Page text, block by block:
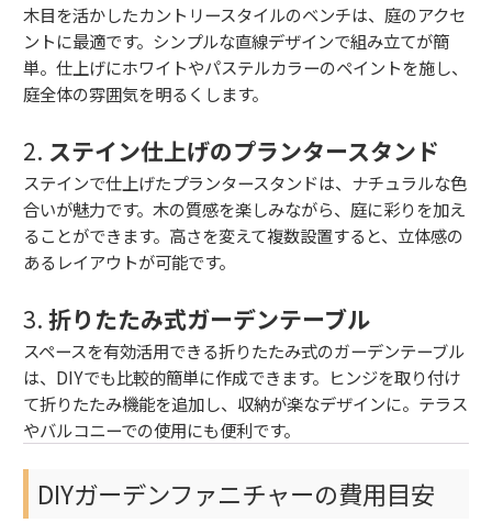
木目を活かしたカントリースタイルのベンチは、庭のアクセ
ントに最適です。シンプルな直線デザインで組み立てが簡
単。仕上げにホワイトやパステルカラーのペイントを施し、
庭全体の雰囲気を明るくします。
2. ステイン仕上げのプランタースタンド
ステインで仕上げたプランタースタンドは、ナチュラルな色
合いが魅力です。木の質感を楽しみながら、庭に彩りを加え
ることができます。高さを変えて複数設置すると、立体感の
あるレイアウトが可能です。
3. 折りたたみ式ガーデンテーブル
スペースを有効活用できる折りたたみ式のガーデンテーブル
は、DIYでも比較的簡単に作成できます。ヒンジを取り付け
て折りたたみ機能を追加し、収納が楽なデザインに。テラス
やバルコニーでの使用にも便利です。
DIYガーデンファニチャーの費用目安